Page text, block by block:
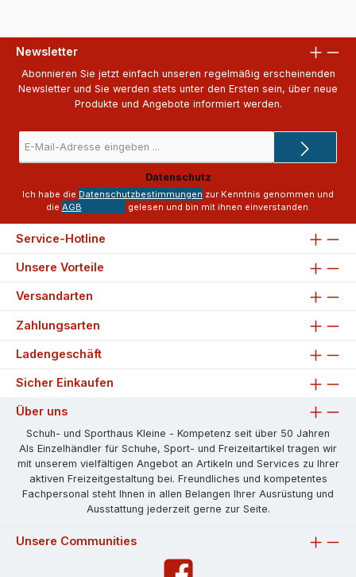
Newsletter
Abonnieren Sie jetzt einfach unseren regelmäßig erscheinenden
Newsletter und Sie werden stets unter den Ersten sein, über neue
Produkte und Angebote informiert werden.
Mail-
Adresse
*
Datenschutz
Ich habe die Datenschutzbestimmungen zur Kenntnis genommen und
die AGB gelesen und bin mit ihnen einverstanden.
Service-Hotline
Unsere Vorteile
Versandarten
Zahlungsarten
Ladengeschäft
Sicher Einkaufen
Über uns
Schuh- und Sporthaus Kleine - Kompetenz seit über 50 Jahren
Als Einzelhändler für Schuhe, Sport- und Freizeitartikel tragen wir
mit unserem vielfältigen Angebot an Artikeln und Services zu Ihrer
aktiven Freizeitgestaltung bei. Freundliches und kompetentes
Fachpersonal steht Ihnen in allen Belangen Ihrer Ausrüstung und
Ausstattung jederzeit gerne zur Seite.
Unsere Communities